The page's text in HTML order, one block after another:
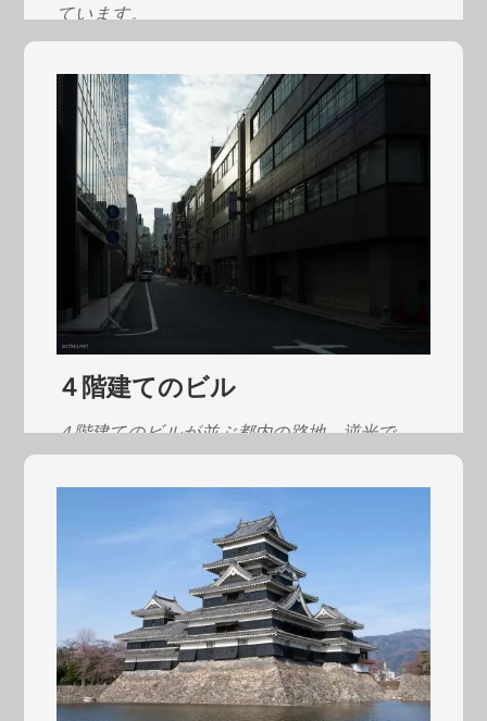
ています。
４階建てのビル
４階建てのビルが並ぶ都内の路地。逆光で、
空に露出を合わせ…